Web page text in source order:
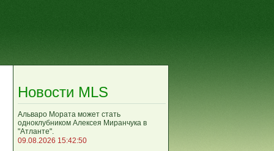
Новости MLS
Альваро Мората может стать
одноклубником Алексея Миранчука в
"Атланте".
09.08.2026 15:42:50